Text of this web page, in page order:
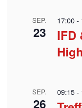
SEP.
23
17:00-
IFD
SEP.
26
09:15-